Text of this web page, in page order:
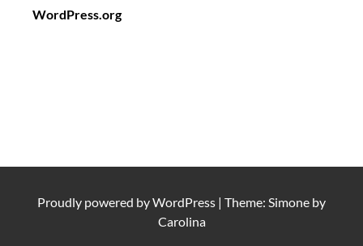
WordPress.org
Proudly powered byWordPress | Theme: Simone by
Carolina